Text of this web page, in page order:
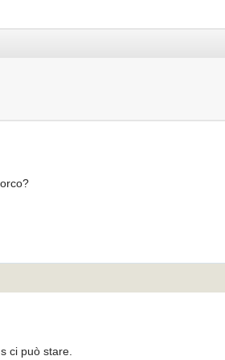
ci può stare.